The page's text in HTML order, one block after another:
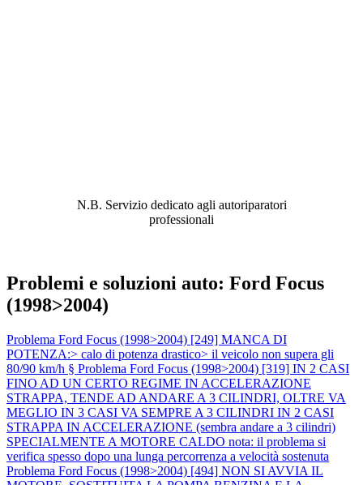
N.B. Servizio dedicato agli autoriparatori
professionali
Problemi e soluzioni auto: Ford Focus
(1998>2004)
Problema Ford Focus (1998>2004) [249] MANCA DI
POTENZA:> calo di potenza drastico> il veicolo non supera gli
80/90 km/h § Problema Ford Focus (1998>2004) [319] IN 2 CASI
FINO AD UN CERTO REGIME IN ACCELERAZIONE
STRAPPA, TENDE AD ANDARE A 3 CILINDRI, OLTRE VA
MEGLIO IN 3 CASI VA SEMPRE A 3 CILINDRI IN 2 CASI
STRAPPA IN ACCELERAZIONE (sembra andare a 3 cilindri)
SPECIALMENTE A MOTORE CALDO nota: il problema si
verifica spesso dopo una lunga percorrenza a velocità sostenuta
Problema Ford Focus (1998>2004) [494] NON SI AVVIA IL